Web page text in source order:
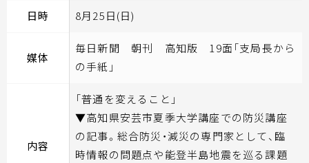
日時 8月25日(日)
媒体
毎日新聞 朝刊 高知版 19面「支局長から
の手紙」
内容
「普通を変えること」
▼高知県安芸市夏季大学講座での防災講座
の記事。総合防災・減災の専門家として、臨
時情報の問題点や能登半島地震を巡る課題